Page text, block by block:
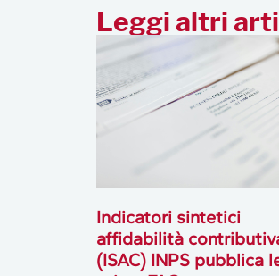
Leggi altri
Indicatori sintetici
affidabilità
(ISAC) INPS pubblica